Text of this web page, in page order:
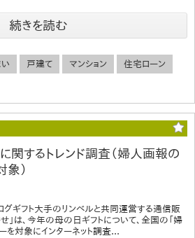
続きを読む
戸建て マンション 住宅ローン
関するトレンド調査（婦人画報の
）
グギフト大手のリンベルと共同運営する通信販
は、今年の母の日ギフトについて、全国の「婦
を対象にインターネット調査...